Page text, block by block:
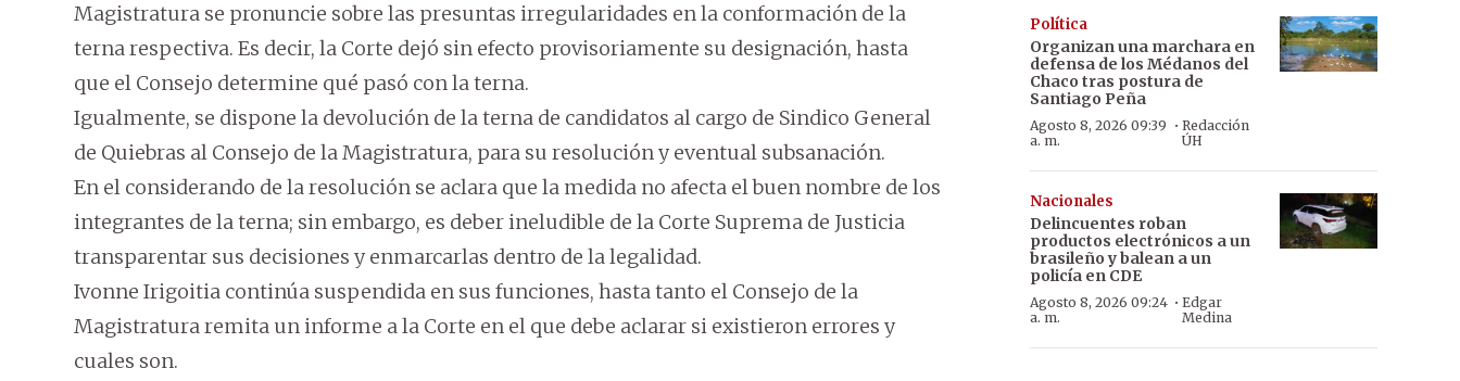
Magistratura se pronuncie sobre las presuntas irregularidades en la conformación de la
terna respectiva. Es decir, la Corte dejó sin efecto provisoriamente su designación, hasta
que el Consejo determine qué pasó con la terna.
Igualmente, se dispone la devolución de la terna de candidatos al cargo de Sindico General
de Quiebras al Consejo de la Magistratura, para su resolución y eventual subsanación.
En el considerando de la resolución se aclara que la medida no afecta el buen nombre de los
integrantes de la terna; sin embargo, es deber ineludible de la Corte Suprema de Justicia
transparentar sus decisiones y enmarcarlas dentro de la legalidad.
Ivonne Irigoitia continúa suspendida en sus funciones, hasta tanto el Consejo de la
Magistratura remita un informe a la Corte en el que debe aclarar si existieron errores y
cuales son.
Política
Organizan una marchara en
defensa de los Médanos del
Chaco tras postura de
Santiago Peña
Agosto 8, 2026 09:39
a. m.
·Redacción
ÚH
Nacionales
Delincuentes roban
productos electrónicos a un
brasileño y balean a un
policía en CDE
Agosto 8, 2026 09:24
a. m.
· Edgar
Medina